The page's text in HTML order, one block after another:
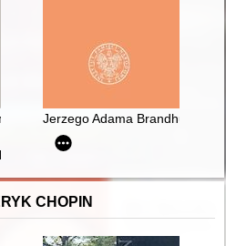
Jerzego Adama Brandhubera
obozu narodowego : całość w
CHOPIN